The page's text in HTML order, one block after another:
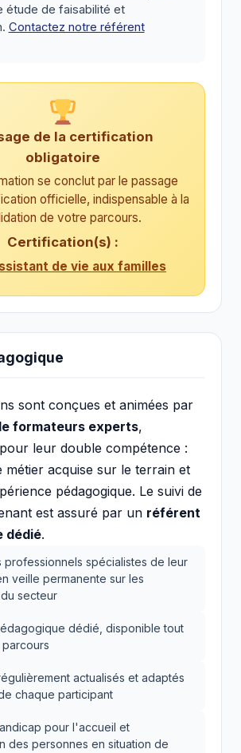
étude de faisabilité et
Contactez notre référent
de la certification
obligatoire
se conclut par le passage
officielle, indispensable à la
de votre parcours.
Certification(s) :
de vie aux familles
sont conçues et animées par
formateurs experts,
leur double compétence :
métier acquise sur le terrain et
pédagogique. Le suivi de
est assuré par un référent
dédié.
professionnels spécialistes de leur
veille permanente sur les
secteur
dédié, disponible tout
actualisés et adaptés
chaque participant
pour l'accueil et
des personnes en situation de